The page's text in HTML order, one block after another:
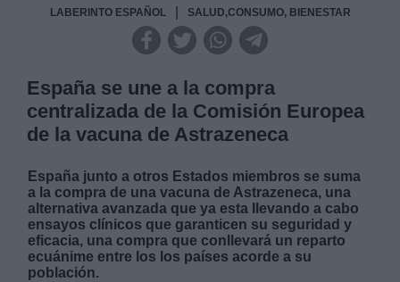
LABERINTO ESPAÑOL SALUD,CONSUMO, BIENESTAR
España se une a la compra
centralizada de la Comisión Europea
de la vacuna de Astrazeneca
España junto a otros Estados miembros se suma
a la compra de una vacuna de Astrazeneca, una
alternativa avanzada que ya esta llevando a cabo
ensayos clínicos que garanticen su seguridad y
eficacia, una compra que conllevará un reparto
ecuánime entre los los países acorde a su
población.